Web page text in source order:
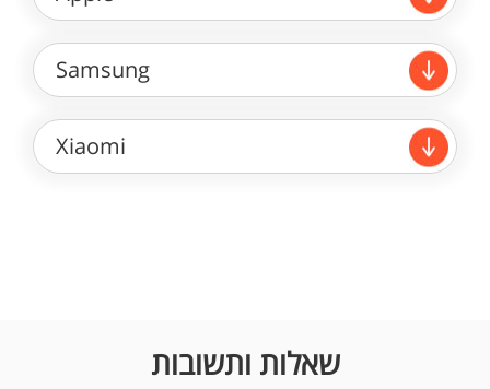
Samsung
Xiaomi
שאלות ותשובות